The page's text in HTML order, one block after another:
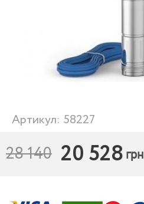
Артикул: 58227
28 140 20 528 грн